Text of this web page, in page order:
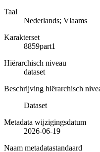
Taal
Nederlands; Vlaams
Karakterset
8859part1
Hiërarchisch niveau
dataset
Beschrijving hiërarchisch
Dataset
Metadata wijzigingsdatum
2026-06-19
Naam metadatastandaard